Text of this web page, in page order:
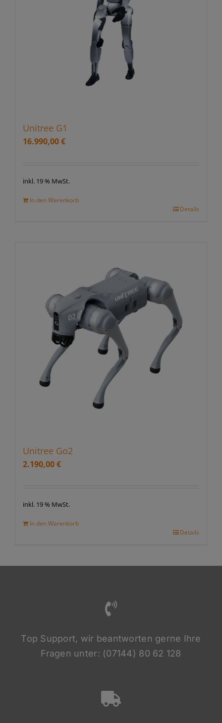
Unitree G1
16.990,00€
inkl. 19 % MwSt.
In den Warenkorb
Details
Unitree Go2
2.190,00€
inkl. 19 % MwSt.
In den Warenkorb
Details
Top Support, wir beantworten gerne Ihre
Fragen unter: (07144) 80 62 128